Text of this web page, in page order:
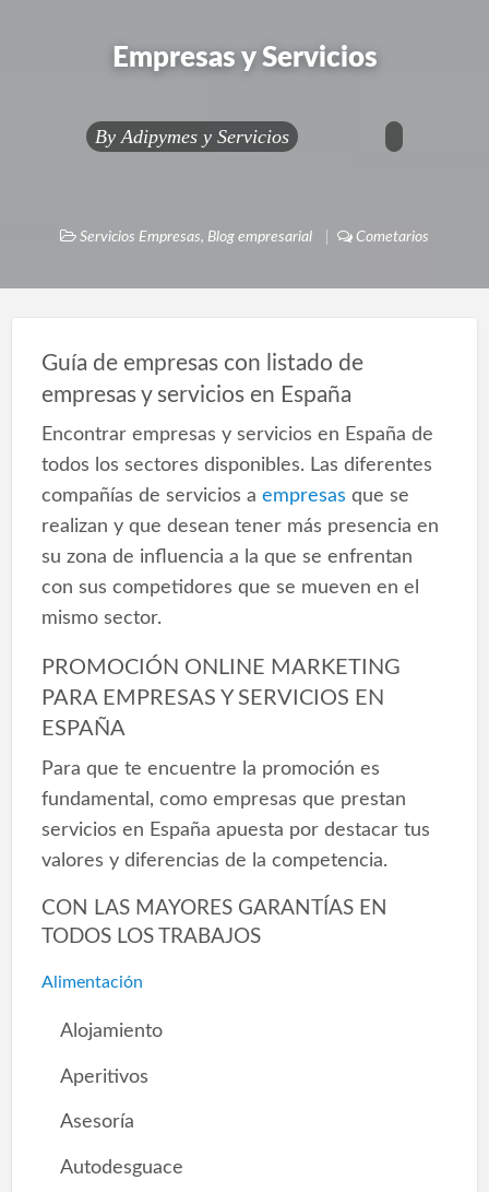
Empresas y Servicios
By Adipymes y Servicios
Servicios Empresas, Blog empresarial Cometarios
Guía de empresas con listado de
empresas y servicios en España
Encontrar empresas y servicios en España de
todos los sectores disponibles. Las diferentes
compañías de servicios a empresas que se
realizan y que desean tener más presencia en
su zona de influencia a la que se enfrentan
con sus competidores que se mueven en el
mismo sector.
PROMOCIÓN ONLINE MARKETING
PARA EMPRESAS Y SERVICIOS EN
ESPAÑA
Para que te encuentre la promoción es
fundamental, como empresas que prestan
servicios en España apuesta por destacar tus
valores y diferencias de la competencia.
CON LAS MAYORES GARANTÍAS EN
TODOS LOS TRABAJOS
Alimentación
Alojamiento
Aperitivos
Asesoría
Autodesguace